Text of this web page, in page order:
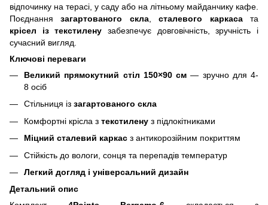
відпочинку на терасі, у саду або на літньому майданчику кафе.
Поєднаннязагартованого скла,сталевого каркасата
крісел із текстилену забезпечує довговічність, зручність і
сучасний вигляд.
Ключові переваги
Великий прямокутний стіл 150×90 см — зручно для 4-
8 осіб
Стільниця із загартованого скла
Комфортні крісла з текстилену з підлокітниками
Міцний сталевий каркас з антикорозійним покриттям
Стійкість до вологи, сонця та перепадів температур
Легкий догляд і універсальний дизайн
Детальний опис